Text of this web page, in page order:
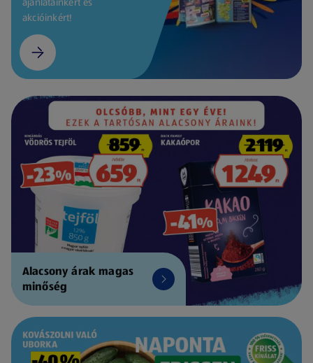
akcióinkért!
Alacsony árak magas
minőség